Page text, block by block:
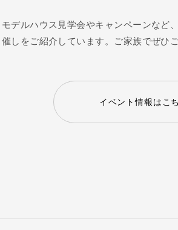
モデルハウス見学会やキャンペーンなど
催しをご紹介しています。ご家族でぜひ
イベント情報はこ